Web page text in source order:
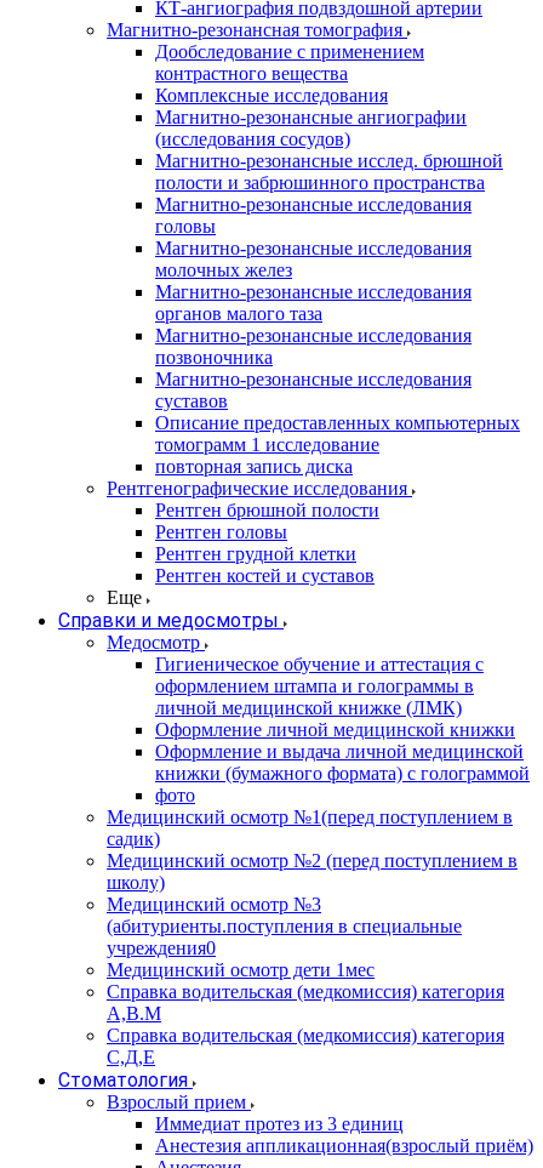
КТ-ангиография подвздошной артерии
Магнитно-резонансная томография
Дообследование с применением
контрастного вещества
Комплексные исследования
Магнитно-резонансные ангиографии
(исследования сосудов)
Магнитно-резонансные исслед. брюшной
полости и забрюшинного пространства
Магнитно-резонансные исследования
головы
Магнитно-резонансные исследования
молочных желез
Магнитно-резонансные исследования
органов малого таза
Магнитно-резонансные исследования
позвоночника
Магнитно-резонансные исследования
суставов
Описание предоставленных компьютерных
томограмм 1 исследование
повторная запись диска
Рентгенографические исследования
Рентген брюшной полости
Рентген головы
Рентген грудной клетки
Рентген костей и суставов
Еще
Справки и медосмотры
Медосмотр
Гигиеническое обучение и аттестация с
оформлением штампа и голограммы в
личной медицинской книжке (ЛМК)
Оформление личной медицинской книжки
Оформление и выдача личной медицинской
книжки (бумажного формата) с голограммой
фото
Медицинский осмотр №1(перед поступлением в
садик)
Медицинский осмотр №2 (перед поступлением в
школу)
Медицинский осмотр №3
(абитуриенты.поступления в специальные
учреждения0
Медицинский осмотр дети 1мес
Справка водительская (медкомиссия) категория
А,В.М
Справка водительская (медкомиссия) категория
С,Д,Е
Стоматология
Взрослый прием
Иммедиат протез из 3 единиц
Анестезия аппликационная(взрослый приём)